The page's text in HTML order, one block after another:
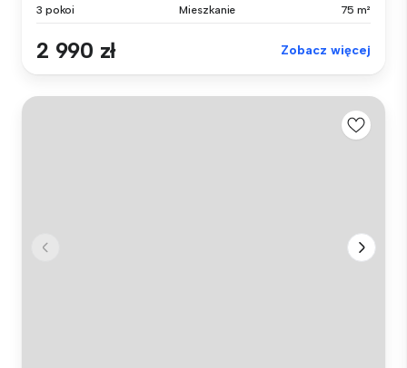
3 pokoi Mieszkanie 75 m²
2 990 zł Zobacz więcej